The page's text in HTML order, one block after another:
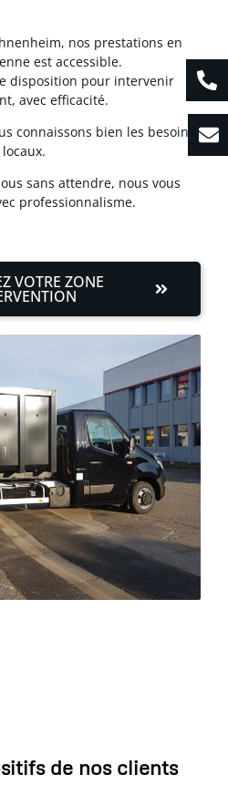
nos prestations en
est accessible.
disposition pour intervenir
avec efficacité.
connaissons bien les besoins
locaux.
sans attendre, nous vous
professionnalisme.
VOTRE ZONE
de nos clients